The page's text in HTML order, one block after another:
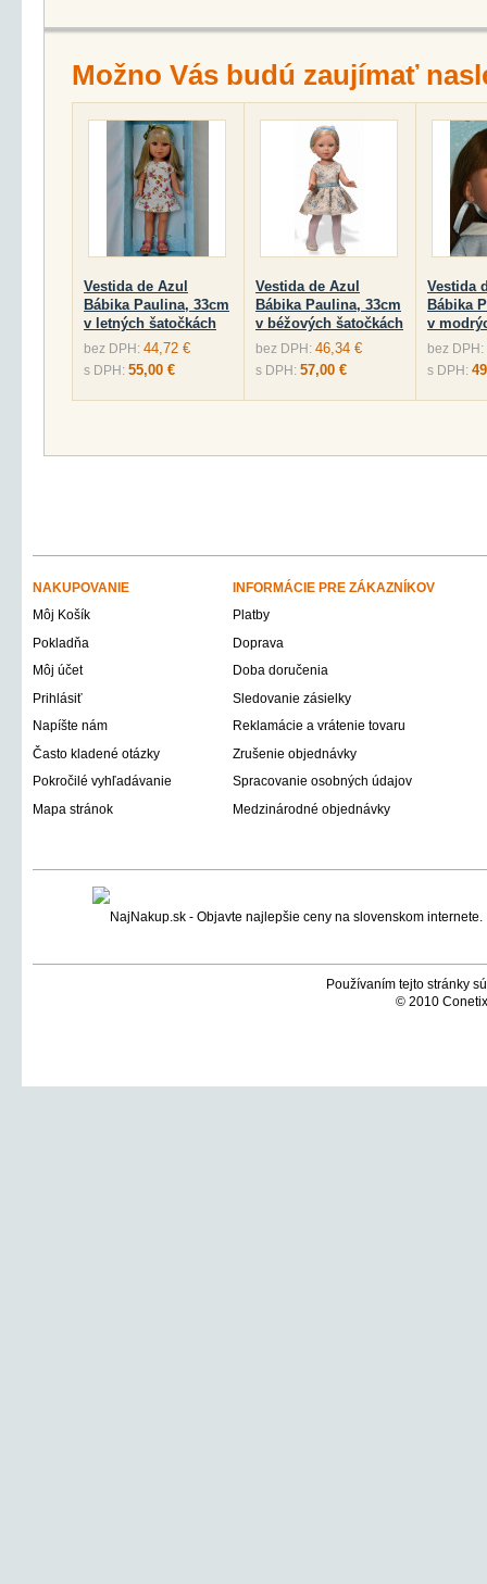
Možno Vás budú zaujímať
Vestida de Azul
Bábika Paulina, 33cm
v letných šatočkách
bez DPH: 44,72 €
s DPH: 55,00 €
Vestida de Azul
Bábika Paulina, 33cm
v béžových šatočkách
bez DPH: 46,34 €
s DPH: 57,00 €
Vestida
Bábika
v
bez DPH:
s DPH:
NAKUPOVANIE
INFORMÁCIE PRE ZÁKAZNÍKOV
Môj Košík
Platby
Pokladňa
Doprava
Môj účet
Doba doručenia
Prihlásiť
Sledovanie zásielky
Napíšte nám
Reklamácie a vrátenie tovaru
Často kladené otázky
Zrušenie objednávky
Pokročilé vyhľadávanie
Spracovanie osobných údajov
Mapa stránok
Medzinárodné objednávky
Používaním tejto stránky
© 2010